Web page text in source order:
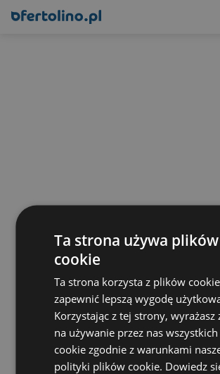
Ta strona używa plików
cookie
Ta strona korzysta z plików
zapewnić lepszą wygodę
Korzystając z tej strony, wyrażasz
na używanie przez nas
cookie zgodnie z warunkami
polityki plików cookie. Dowiedz